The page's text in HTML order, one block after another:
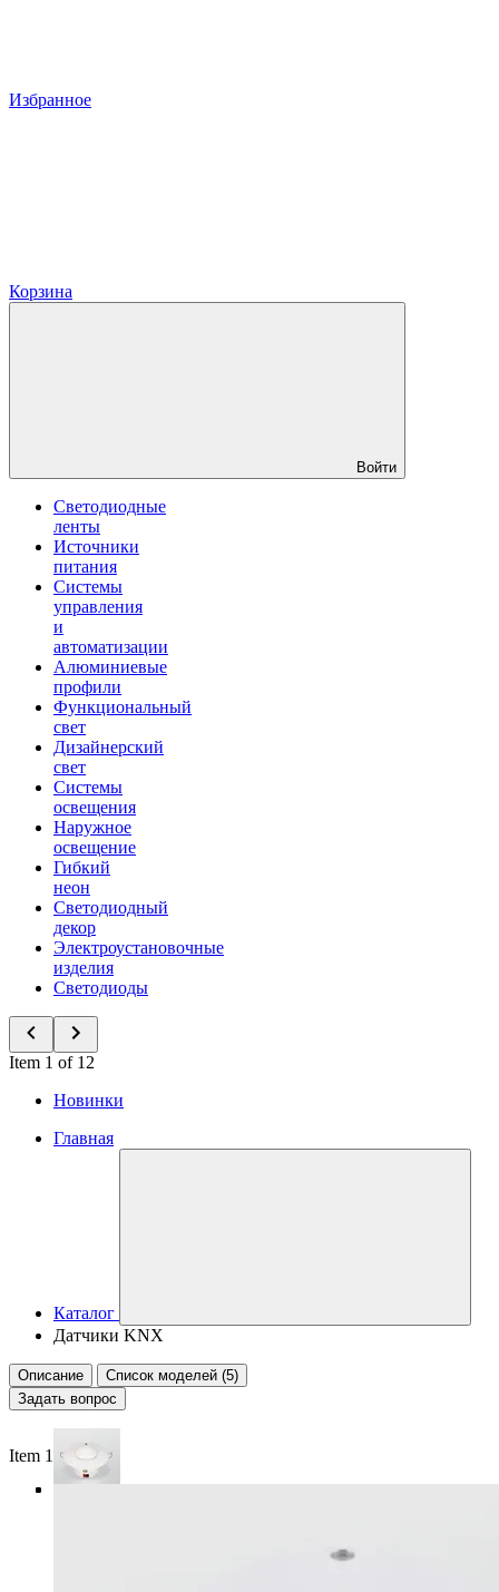
Избранное
Корзина
Войти
Светодиодные
ленты
Источники
питания
Системы
управления
и
автоматизации
Алюминиевые
профили
Функциональный
свет
Дизайнерский
свет
Системы
освещения
Наружное
освещение
Гибкий
неон
Светодиодный
декор
Электроустановочные
изделия
Светодиоды
Item 1 of 12
Новинки
Главная
Каталог
Датчики KNX
Описание
Список моделей (5)
Задать вопрос
Item 1 of 4